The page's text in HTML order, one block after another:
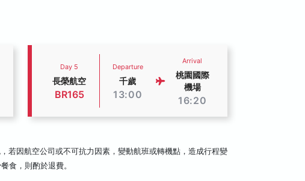
Day 5
長榮航空
BR165
Departure
千歲
13:00
Arrival
桃園國際
機場
16:20
若因航空公司或不可抗力因素，變動航班或轉機點，造成行程變
食，則酌於退費。